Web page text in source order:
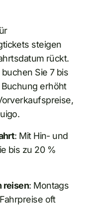
steigen
rückt.
Sie 7 bis
Buchung erhöht
: Mit Hin- und
bis zu 20 %
reisen: Montags
oft